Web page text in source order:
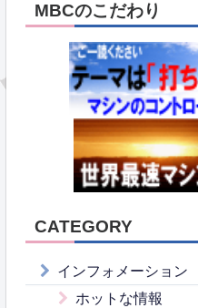
MBCのこだわり
CATEGORY
インフォメーション
ホットな情報